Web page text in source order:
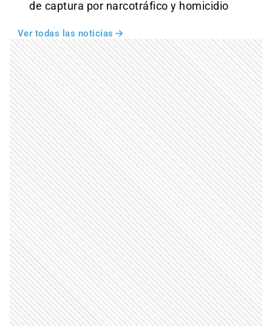
de captura por narcotráfico y homicidio
Ver todas las noticias